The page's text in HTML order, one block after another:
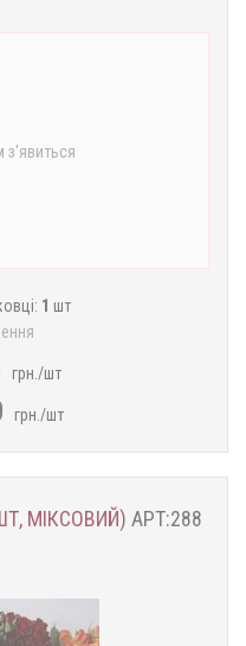
з'явиться
1 шт
грн./шт
грн./шт
МІКСОВИЙ) АРТ:288